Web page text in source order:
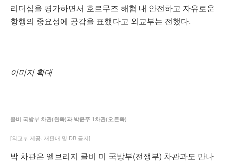
리더십을 평가하면서 호르무즈 해협 내 안전하고 자유로운
항행의 중요성에 공감을 표했다고 외교부는 전했다.
이미지 확대
콜비 국방부 차관(왼쪽)과 박윤주 1차관(오른쪽)
[외교부 제공. 재판매 및 DB 금지]
박 차관은 엘브리지 콜비 미 국방부(전쟁부) 차관과도 만나